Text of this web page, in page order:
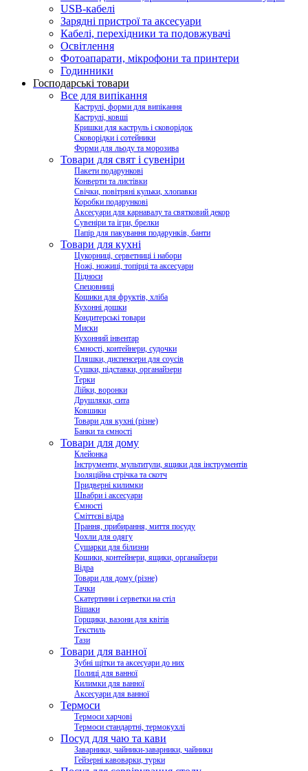
USB-кабелі
Зарядні пристрої та аксесуари
Кабелі, перехідники та подовжувачі
Освітлення
Фотоапарати, мікрофони та принтери
Годинники
Господарські товари
Все для випікання
Каструлі, форми для випікання
Каструлі, ковші
Кришки для каструль і сковорідок
Сковорідки і сотейники
Форми для льоду та морозива
Товари для свят і сувеніри
Пакети подарункові
Конверти та листівки
Свічки, повітряні кульки, хлопавки
Коробки подарункові
Аксесуари для карнавалу та святковий декор
Сувеніри та ігри, брелки
Папір для пакування подарунків, банти
Товари для кухні
Цукорниці, серветниці і набори
Ножі, ножиці, топірці та аксесуари
Підноси
Спецовниці
Кошики для фруктів, хліба
Кухонні дошки
Кондитерські товари
Миски
Кухонний інвентар
Ємності, контейнери, судочки
Пляшки, диспенсери для соусів
Сушки, підставки, органайзери
Терки
Лійки, воронки
Друшляки, сита
Ковшики
Товари для кухні (різне)
Банки та ємності
Товари для дому
Клейонка
Інструменти, мультитули, ящики для інструментів
Ізоляційна стрічка та скотч
Придверні килимки
Швабри і аксесуари
Ємності
Сміттєві відра
Прання, прибирання, миття посуду
Чохли для одягу
Сушарки для білизни
Кошики, контейнери, ящики, органайзери
Відра
Товари для дому (різне)
Тачки
Скатертини і серветки на стіл
Вішаки
Горщики, вазони для квітів
Текстиль
Тази
Товари для ванної
Зубні щітки та аксесуари до них
Полиці для ванної
Килимки для ванної
Аксесуари для ванної
Термоси
Термоси харчові
Термоси стандартні, термокухлі
Посуд для чаю та кави
Заварники, чайники-заварники, чайники
Гейзерні кавоварки, турки